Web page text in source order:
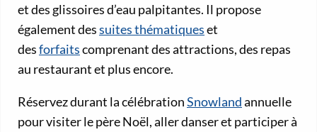
et des glissoires d’eau palpitantes. Il propose
également dessuites thématiqueset
desforfaitscomprenant des attractions, des repas
au restaurant et plus encore.
Réservez durant la célébrationSnowlandannuelle
pour visiter le père Noël, aller danser et participer à